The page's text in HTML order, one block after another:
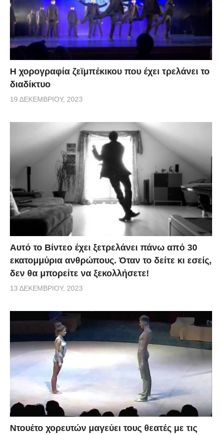
Η χορογραφία ζεϊμπέκικου που έχει τρελάνει το
διαδίκτυο
19 ΔΕΚΕΜΒΡΊΟΥ, 2023
Αυτό το Βίντεο έχει ξετρελάνει πάνω από 30
εκατομμύρια ανθρώπους. Όταν το δείτε κι εσείς,
δεν θα μπορείτε να ξεκολλήσετε!
13 ΔΕΚΕΜΒΡΊΟΥ, 2023
Ντουέτο χορευτών μαγεύει τους θεατές με τις